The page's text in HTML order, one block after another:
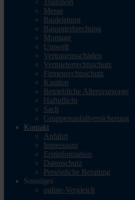
Transport
Messe
Bauleistung
Bauunterbrechung
Montage
Umwelt
Vertrauensschäden
Vermieterrechtsschutz
Firmenrechtsschutz
Kaution
Betriebliche Altersvorsorge
Haftpflicht
Sach
Gruppenunfallversicherung
Kontakt
Anfahrt
Impressum
Erstinformation
Datenschutz
Persönliche Beratung
Sonstiges
online-Vergleich